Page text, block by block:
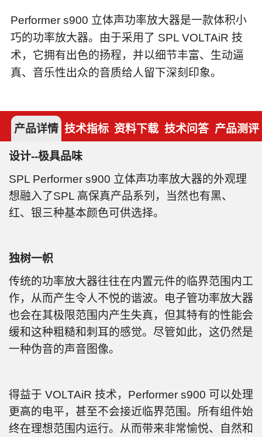
Performer s900 立体声功率放大器是一款体积小
巧的功率放大器。由于采用了 SPL VOLTAiR 技
术，它拥有出色的扬程，并以细节丰富、生动逼
真、音乐性出众的音质给人留下深刻印象。
产品详情 技术指标 资料下载 技术问答 产品测评
设计--极具品味
SPL Performer s900 立体声功率放大器的外观理
想融入了SPL 高保真产品系列，当然也有黑、
红、银三种基本颜色可供选择。
独树一帜
传统的功率放大器往往在内置元件的临界范围内工
作，从而产生令人不悦的谐波。电子管功率放大器
也会在其极限范围内产生失真，但其特有的性能会
缓和这种粗糙和刺耳的感觉。尽管如此，这仍然是
一种伪音的声音图像。
得益于 VOLTAiR 技术，Performer s900 可以处理
更高的电平，甚至不会接近临界范围。所有组件始
终在理想范围内运行。从而带来非常愉悦、自然和